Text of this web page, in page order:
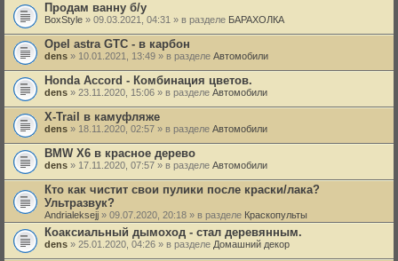
Продам ванну б/у
BoxStyle » 09.03.2021, 04:31 » в разделе БАРАХОЛКА
Opel astra GTC - в карбон
dens » 10.01.2021, 13:49 » в разделе Автомобили
Honda Аccord - Комбинация цветов.
dens » 23.11.2020, 15:06 » в разделе Автомобили
X-Trail в камуфляже
dens » 18.11.2020, 02:57 » в разделе Автомобили
BMW X6 в красное дерево
dens » 17.11.2020, 07:57 » в разделе Автомобили
Кто как чистит свои пулики после краски/лака?
Ультразвук?
Andrialeksejj » 09.07.2020, 20:18 » в разделе Краскопульты
Коаксиальный дымоход - стал деревянным.
dens » 25.01.2020, 04:26 » в разделе Домашний декор